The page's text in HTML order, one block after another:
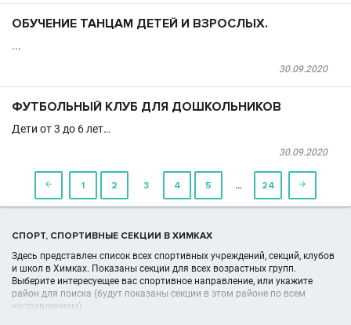
ОБУЧЕНИЕ ТАНЦАМ ДЕТЕЙ И ВЗРОСЛЫХ.
...
30.09.2020
ФУТБОЛЬНЫЙ КЛУБ ДЛЯ ДОШКОЛЬНИКОВ
Дети от 3 до 6 лет…
30.09.2020
 1 2 3 4 5 … 24 
СПОРТ, СПОРТИВНЫЕ СЕКЦИИ В ХИМКАХ
Здесь представлен список всех спортивных учреждений, секций, клубов
и школ в Химках. Показаны секции для всех возрастных групп.
Выберите интересуещее вас спортивное направление, или укажите
район для поиска (будут показаны секции в этом районе по всем
направлениям).